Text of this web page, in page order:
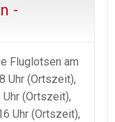
-
Fluglotsen am
Uhr (Ortszeit),
(Ortszeit),
Uhr (Ortszeit),